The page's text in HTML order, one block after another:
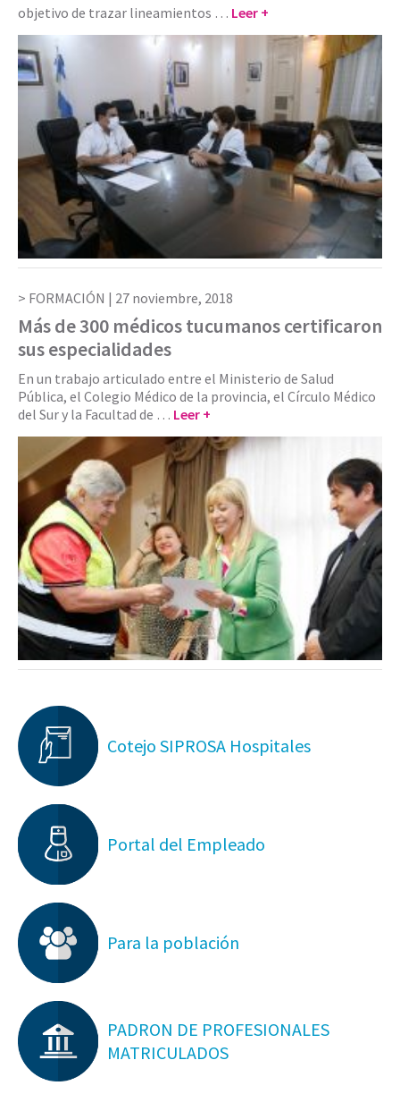
objetivo de trazar lineamientos … Leer +
FORMACIÓN | 27 noviembre, 2018
Más de 300 médicos tucumanos certificaron
sus especialidades
En un trabajo articulado entre el Ministerio de Salud
Pública, el Colegio Médico de la provincia, el Círculo Médico
del Sur y la Facultad de … Leer +
Cotejo SIPROSA Hospitales
Portal del Empleado
Para la población
PADRON DE PROFESIONALES
MATRICULADOS